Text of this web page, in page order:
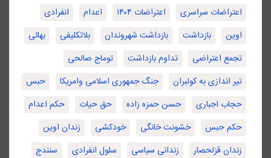
اعتراضات سراسری
اعتراضات ۱۴۰۴ اعدام
انفرادی
اوین
بازداشت بازداشت شهروندان بلاتکلیفی
بهائی
تجمع اعتراضی
تداوم بازداشت
توماج صالحی
تیر اندازی به کولبران
جنگ جمهوری اسلامی وامریکا
حبس
حجاب اجباری
حسن حمزه زاده حق حیات
حکم اعدام
حکم حبس
خشونت خانگی خودکشی
زندان اوین
زندان قزلحصار
زندانی سیاسی سلول انفرادی
سنندج